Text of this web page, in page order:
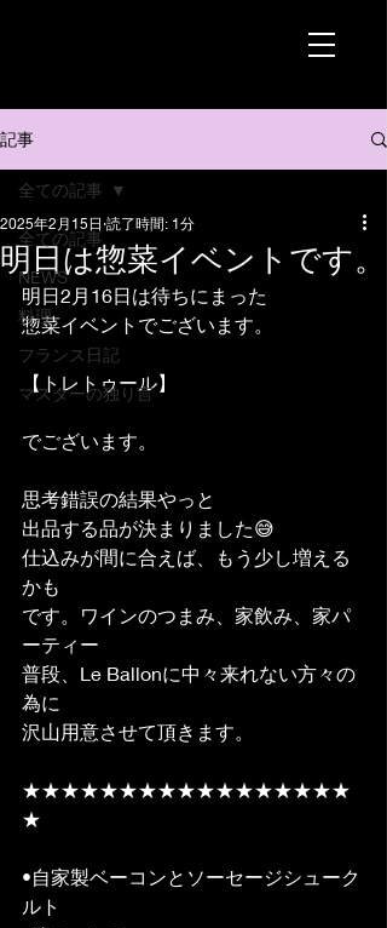
記事
全ての記事
NEWS
料理
フランス日記
マスターの独り言
全ての記事
明日は惣菜イベントです。
2025年2月15日 読了時間: 1分
明日2月16日は待ちにまった
惣菜イベントでございます。
【トレトゥール】
でございます。
思考錯誤の結果やっと
出品する品が決まりました😅
仕込みが間に合えば、もう少し増える
かも
です。ワインのつまみ、家飲み、家パ
ーティー
普段、Le Ballonに中々来れない方々の
為に
沢山用意させて頂きます。
★★★★★★★★★★★★★★★★★
★
•自家製ベーコンとソーセージシューク
ルト